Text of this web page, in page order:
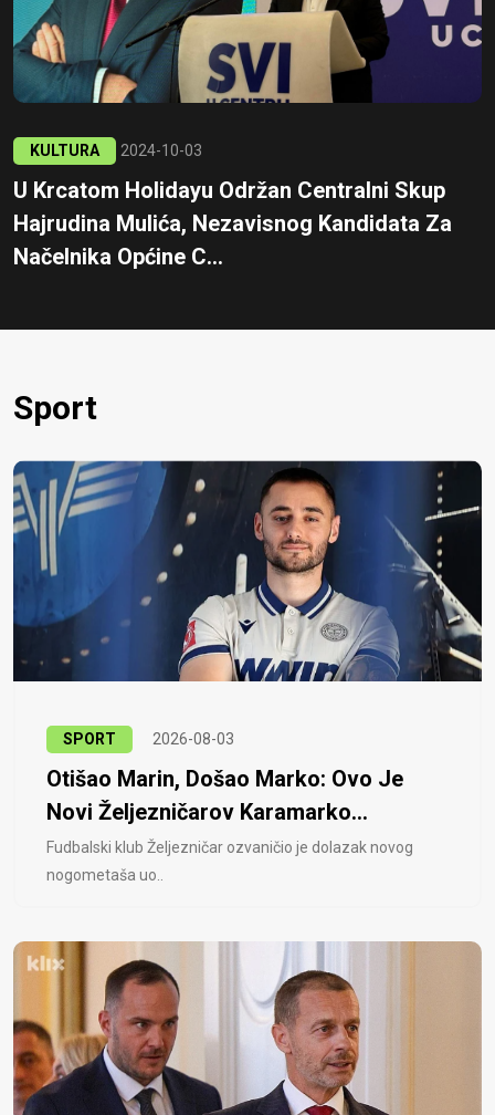
KULTURA 2024-10-03
U Krcatom Holidayu Održan Centralni Skup
Hajrudina Mulića, Nezavisnog Kandidata Za
Načelnika Općine C...
Sport
SPORT 2026-08-03
Otišao Marin, Došao Marko: Ovo Je
Novi Željezničarov Karamarko...
Fudbalski klub Željezničar ozvaničio je dolazak novog
nogometaša uo..